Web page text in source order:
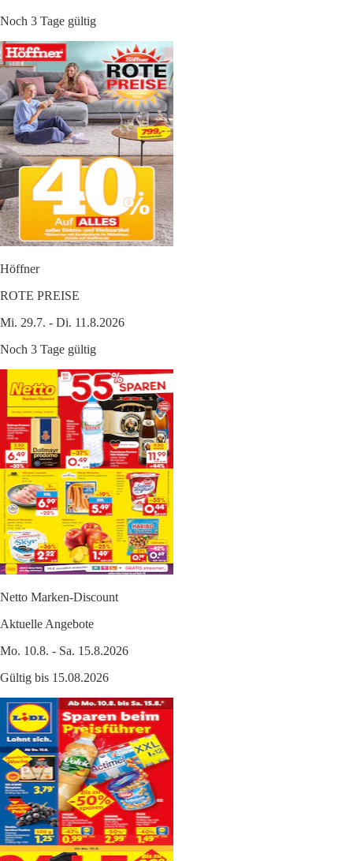
Noch 3 Tage gültig
Höffner
ROTE PREISE
Mi. 29.7. - Di. 11.8.2026
Noch 3 Tage gültig
Netto Marken-Discount
Aktuelle Angebote
Mo. 10.8. - Sa. 15.8.2026
Gültig bis 15.08.2026